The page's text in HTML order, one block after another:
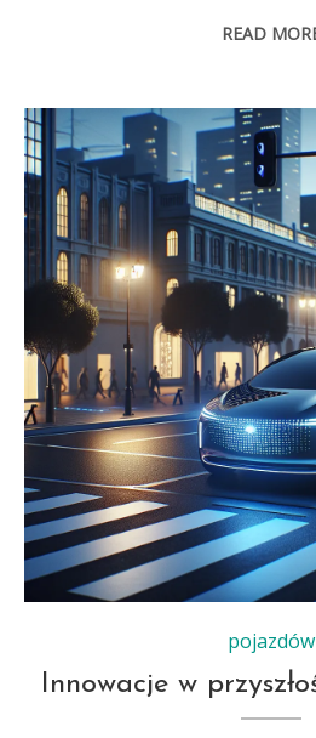
READ
pojazdów
Innowacje w